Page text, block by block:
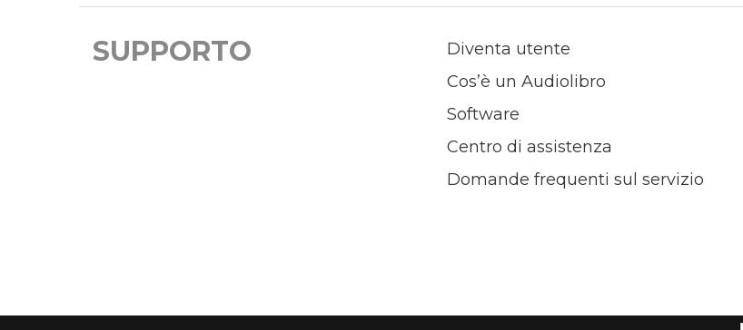
SUPPORTO
Diventa utente
Cos’è un Audiolibro
Software
Centro di assistenza
Domande frequenti sul servizio